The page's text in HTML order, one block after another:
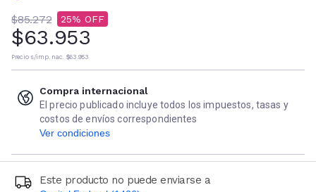
$85.272 25
$63.953
Precio s/imp. nac. $63.953
Compra internacional
El precio publicado incluye todos los impuestos, tasas y
costos de envíos correspondientes
Ver condiciones
Este producto no puede enviarse a